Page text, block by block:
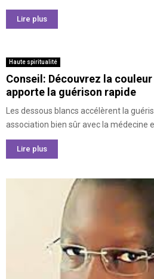
Lire plus
Haute spiritualité
Conseil: Découvrez la
apporte la guérison rapide
Les dessous blancs accélèrent la
association bien sûr avec la médecine
Lire plus